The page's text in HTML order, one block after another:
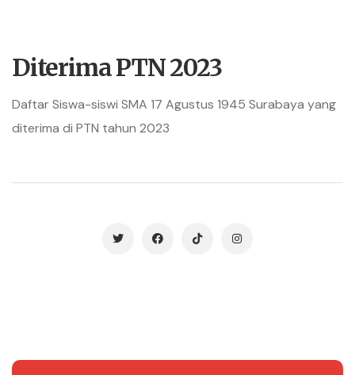
Diterima PTN 2023
Daftar Siswa-siswi SMA 17 Agustus 1945 Surabaya yang
diterima di PTN tahun 2023